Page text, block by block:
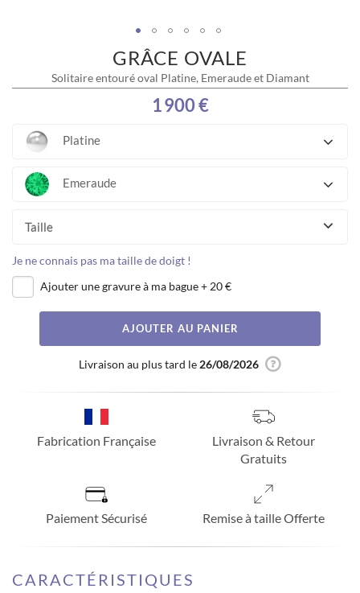
GRÂCE OVALE
Solitaire entouré oval Platine, Emeraude et Diamant
1 900 €
Platine
Emeraude
Taille
Je ne connais pas ma taille de doigt !
Ajouter une gravure à ma bague+ 20 €
AJOUTER AU PANIER
Livraison au plus tard le 26/08/2026
Fabrication Française
Livraison & Retour
Gratuits
Paiement Sécurisé Remise à taille Offerte
images
CARACTÉRISTIQUES